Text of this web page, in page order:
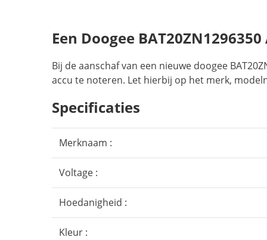
Een Doogee
Bij de aanschaf van een nieuwe doogee
accu te noteren. Let hierbij op het merk,
Specificaties
Merknaam :
Voltage :
Hoedanigheid :
Kleur :